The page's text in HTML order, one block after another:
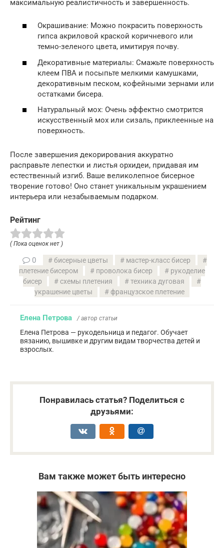
максимальную реалистичность и завершенность.
Окрашивание: Можно покрасить поверхность
гипса акриловой краской коричневого или
темно-зеленого цвета, имитируя почву.
Декоративные материалы: Смажьте поверхность
клеем ПВА и посыпьте мелкими камушками,
декоративным песком, кофейными зернами или
остатками бисера.
Натуральный мох: Очень эффектно смотрится
искусственный мох или сизаль, приклеенные на
поверхность.
После завершения декорирования аккуратно
расправьте лепестки и листья орхидеи, придавая им
естественный изгиб. Ваше великолепное бисерное
творение готово! Оно станет уникальным украшением
интерьера или незабываемым подарком.
Рейтинг
( Пока оценок нет )
0 бисерные цветы
мастер-класс бисер
плетение бисером
проволока бисер
рукоделие
бисер
схемы плетения
техника дуговая
украшение цветы
французское плетение
Елена Петрова / автор статьи
Елена Петрова — рукодельница и педагог. Обучает
вязанию, вышивке и другим видам творчества детей и
взрослых.
Понравилась статья? Поделиться с
друзьями:
Вам также может быть интересно